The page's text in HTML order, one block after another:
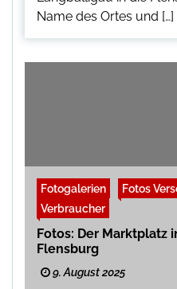
Name des Ortes und […]
Fotogalerien Fotos
Verbraucher
Fotos: Der Marktplatz
Flensburg
9. August 2025